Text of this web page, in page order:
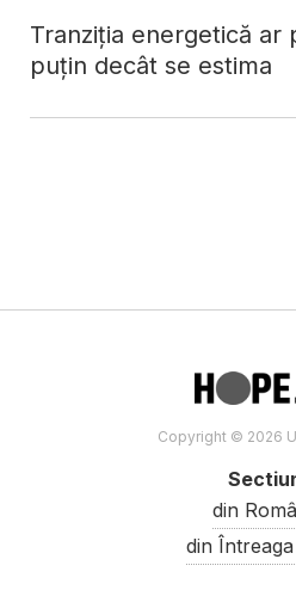
Tranziția energetică ar
puțin decât se estima
Copyright © 2026
din
din